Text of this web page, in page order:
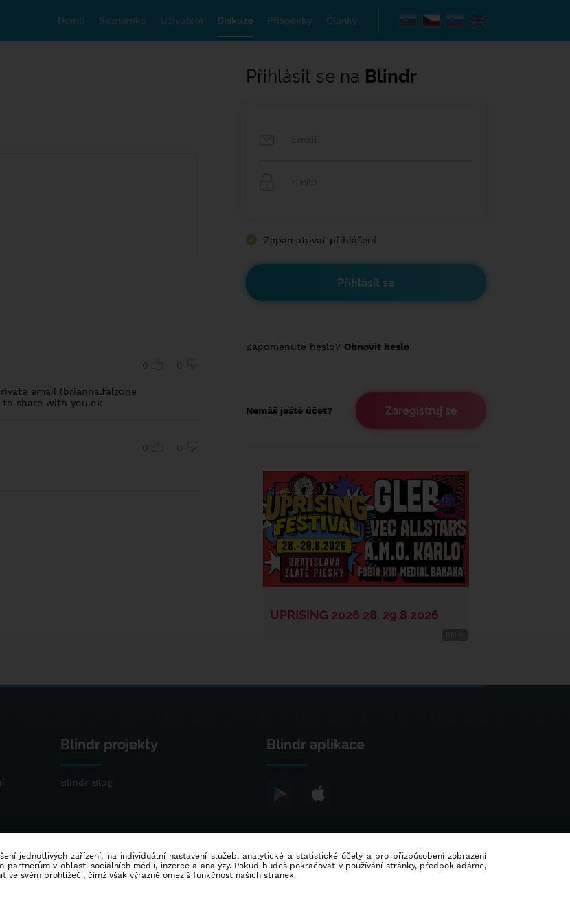
Domů
Seznamka Uživatelé Diskuze Příspěvky Články
0 0
email (brianna.falzone
share with you.ok
0 0
Přihlásit se na Blindr
Zapamatovat přihlášení
Zapomenuté heslo? Obnovit heslo
Nemáš ještě účet? Zaregistruj se
Blindr projekty
Blindr Blog
Blindr aplikace
jednotlivých zařízení, na individuální nastavení služeb, analytické a statistické účely a pro přizpůsobení zobrazení
v oblasti sociálních médií, inzerce a analýzy. Pokud budeš pokračovat v používání stránky, předpokládáme,
ve svém prohlížeči, čímž však výrazně omezíš funkčnost našich stránek.